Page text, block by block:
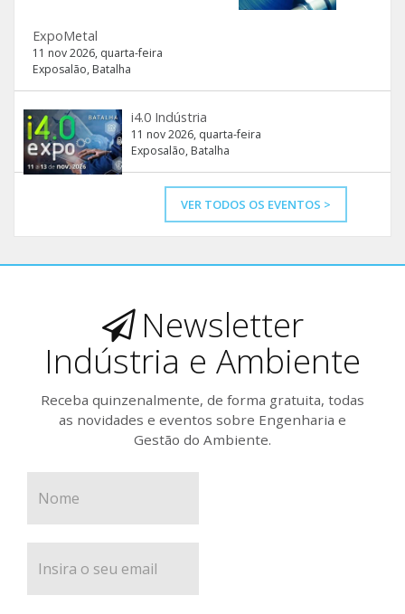
ExpoMetal
11 nov 2026, quarta-feira
Exposalão, Batalha
i4.0 Indústria
11 nov 2026, quarta-feira
Exposalão, Batalha
VER TODOS OS EVENTOS >
Newsletter
Indústria e Ambiente
Receba quinzenalmente, de forma gratuita, todas
as novidades e eventos sobre Engenharia e
Gestão do Ambiente.